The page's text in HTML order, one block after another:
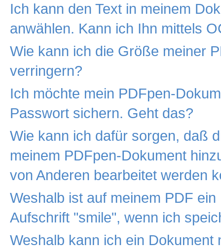
Ich kann den Text in meinem
anwählen. Kann ich Ihn mittels
Wie kann ich die Größe meiner
verringern?
Ich möchte mein PDFpen-
Passwort sichern. Geht das?
Wie kann ich dafür sorgen, daß
meinem PDFpen-Dokument
von Anderen bearbeitet werden
Weshalb ist auf meinem PDF
Aufschrift "smile", wenn ich
Weshalb kann ich ein Dokument